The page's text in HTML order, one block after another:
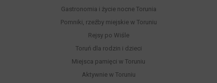
Gastronomia i życie nocne Torunia
Pomniki, rzeźby miejskie w Toruniu
Rejsy po Wiśle
Toruń dla rodzin i dzieci
Miejsca pamięci w Toruniu
Aktywnie w Toruniu